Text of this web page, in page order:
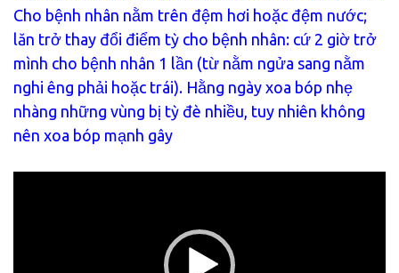
Cho bệnh nhân nằm trên đệm hơi hoặc đệm nước;
lăn trở thay đổi điểm tỳ cho bệnh nhân: cứ 2 giờ trở
mình cho bệnh nhân 1 lần (từ nằm ngửa sang nằm
nghi êng phải hoặc trái). Hằng ngày xoa bóp nhẹ
nhàng những vùng bị tỳ đè nhiều, tuy nhiên không
nên xoa bóp mạnh gây